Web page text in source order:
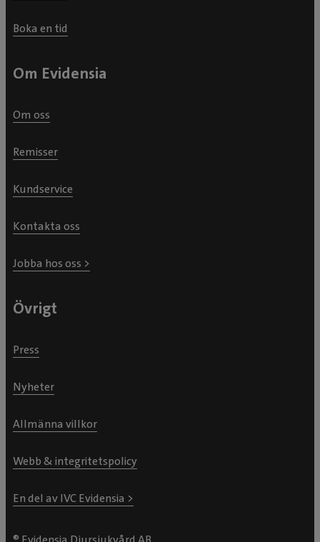
Boka en tid
Om Evidensia
Om oss
Remisser
Kundservice
Kontakta oss
Jobba hos oss >
Övrigt
Press
Nyheter
Allmänna villkor
Webb & integritetspolicy
En del av IVC Evidensia >